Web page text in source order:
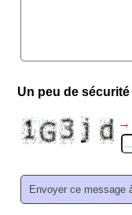
Un peu de sécurité
→